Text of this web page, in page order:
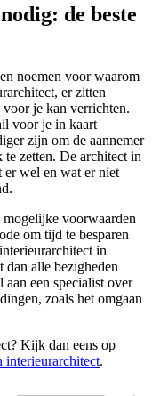
de beste
noemen voor waarom
er zitten
je kan verrichten.
voor je in kaart
zijn om de aannemer
zetten. De architect in
wel en wat er niet
voorwaarden
om tijd te besparen
in
dan alle bezigheden
een specialist over
zoals het omgaan
Kijk dan eens op
interieurarchitect.